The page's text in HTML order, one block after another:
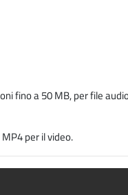
fino a 50 MB, per file
per il video.